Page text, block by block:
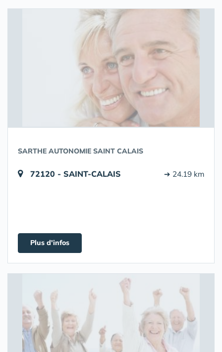
SARTHE AUTONOMIE SAINT CALAIS
72120 - SAINT-CALAIS ➔ 24.19 km
Plus d'infos